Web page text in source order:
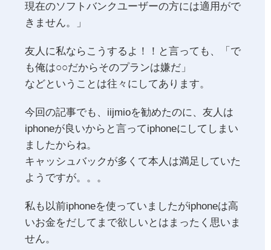
現在のソフトバンクユーザーの方には適用がで
きません。」
友人に私ならこうするよ！！と言っても、「で
も俺は○○だからそのプランは嫌だ」
などということは往々にしてあります。
今回の記事でも、iijmioを勧めたのに、友人は
iphoneが良いからと言ってiphoneにしてしまい
ましたからね。
キャッシュバックが多くて本人は満足していた
ようですが。。。
私も以前iphoneを使っていましたがiphoneは高
いお金をだしてまで欲しいとはまったく思いま
せん。